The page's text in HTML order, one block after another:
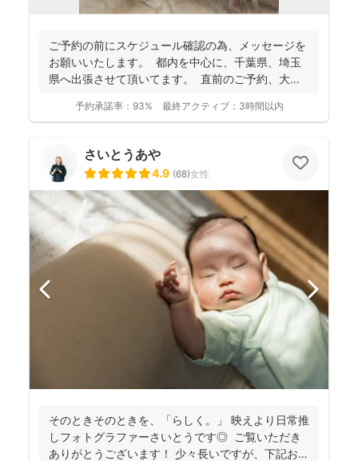
ご予約の前にスケジュール確認の為、 メッセージを
お願いいたします。 都内を中心に、千葉県、埼玉
県へ出張させて頂いてます。 直前のご予約、大歓
予約承諾率： 93% 最終アクティブ： 3時間以内
さいとうあや
4.9 (68)女性
そのときそのときを、「らしく。」 映えより日常推
しフォトグラファーさいとうです◎ ご覧いただき
ありがとうございます！ 少々長いですが、下記お読